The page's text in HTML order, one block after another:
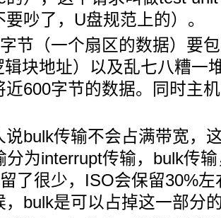
吵了，U盘规范上的）。
节（一个扇区的数据）要
辑块地址）以及乱七八糟一
近600字节的数据。同时主
说bulk传输不会占满带宽，
分为interrupt传输，bulk传
了很少，ISO会保留30%
，bulk是可以占掉这一部分